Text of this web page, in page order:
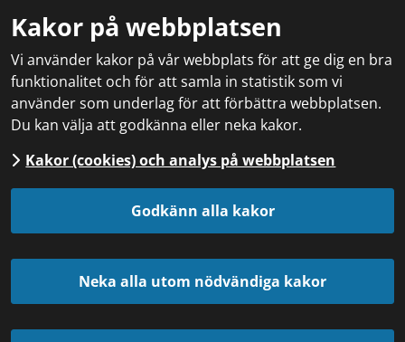
Kakor på webbplatsen
Vi använder kakor på vår webbplats för att ge dig en bra
funktionalitet och för att samla in statistik som vi
använder som underlag för att förbättra webbplatsen.
Du kan välja att godkänna eller neka kakor.
Kakor (cookies) och analys på webbplatsen
Godkänn alla kakor
Neka alla utom nödvändiga kakor